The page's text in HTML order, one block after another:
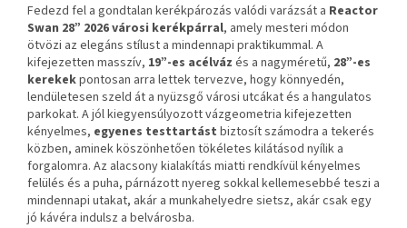
Fedezd fel a gondtalan kerékpározás valódi varázsát a Reactor
Swan 28” 2026 városi kerékpárral, amely mesteri módon
ötvözi az elegáns stílust a mindennapi praktikummal. A
kifejezetten masszív, 19”-es acélváz és a nagyméretű, 28”-es
kerekekpontosan arra lettek tervezve, hogy könnyedén,
lendületesen szeld át a nyüzsgő városi utcákat és a hangulatos
parkokat. A jól kiegyensúlyozott vázgeometria kifejezetten
kényelmes, egyenes testtartást biztosít számodra a tekerés
közben, aminek köszönhetően tökéletes kilátásod nyílik a
forgalomra. Az alacsony kialakítás miatti rendkívül kényelmes
felülés és a puha, párnázott nyereg sokkal kellemesebbé teszi a
mindennapi utakat, akár a munkahelyedre sietsz, akár csak egy
jó kávéra indulsz a belvárosba.